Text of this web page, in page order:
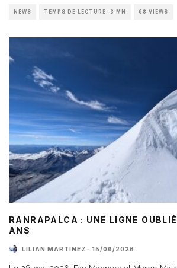
NEWS TEMPS DE LECTURE: 3 MN 68 VIEWS
RANRAPALCA : UNE LIGNE
ANS
LILIAN MARTINEZ · 15/06/2026